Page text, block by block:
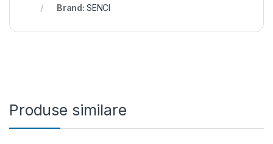
Brand: SENCI
Produse similare